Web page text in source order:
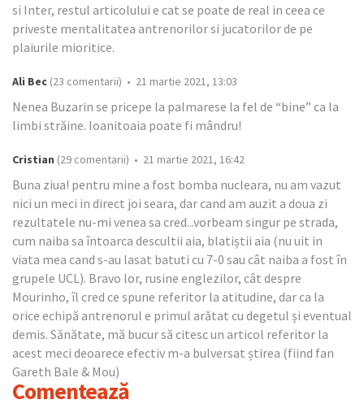
si Inter, restul articolului e cat se poate de real in ceea ce
priveste mentalitatea antrenorilor si jucatorilor de pe
plaiurile mioritice.
Ali Bec (23 comentarii) • 21 martie 2021, 13:03
Nenea Buzarin se pricepe la palmarese la fel de “bine” ca la
limbi străine. Ioanitoaia poate fi mândru!
Cristian (29 comentarii) • 21 martie 2021, 16:42
Buna ziua! pentru mine a fost bomba nucleara, nu am vazut
nici un meci in direct joi seara, dar cand am auzit a doua zi
rezultatele nu-mi venea sa cred...vorbeam singur pe strada,
cum naiba sa întoarca descultii aia, blatiștii aia (nu uit in
viata mea cand s-au lasat batuti cu 7-0 sau cât naiba a fost în
grupele UCL). Bravo lor, rusine englezilor, cât despre
Mourinho, îl cred ce spune referitor la atitudine, dar ca la
orice echipă antrenorul e primul arătat cu degetul și eventual
demis. Sănătate, mă bucur să citesc un articol referitor la
acest meci deoarece efectiv m-a bulversat știrea (fiind fan
Gareth Bale & Mou)
Comentează